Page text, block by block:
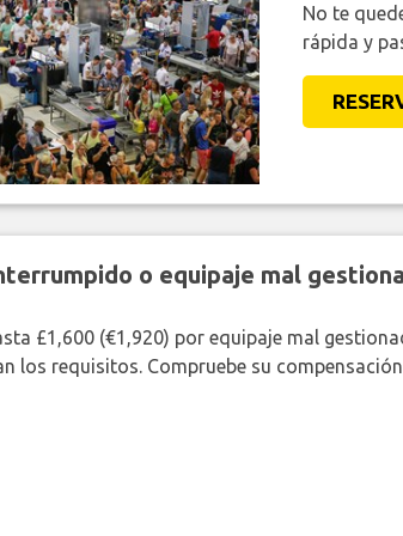
No te
rápida y
o equipaje mal
£1,600 (€1,920) por equipaje mal
los requisitos. Compruebe su